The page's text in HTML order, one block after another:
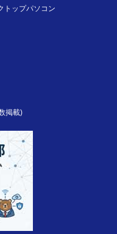
トップパソコン
掲載)